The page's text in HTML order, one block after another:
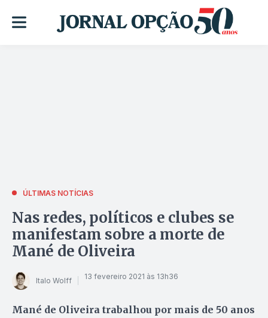
ÚLTIMAS NOTÍCIAS
Nas redes, políticos e clubes se
manifestam sobre a morte de
Mané de Oliveira
Italo Wolff 13 fevereiro 2021 às 13h36
Mané de Oliveira trabalhou por mais de 50 anos